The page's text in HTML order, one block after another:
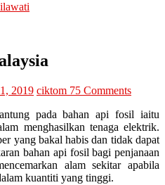
2019 ciktom 75 Comments
pada bahan api fosil iaitu
menghasilkan tenaga elektrik.
yang bakal habis dan tidak dapat
bahan api fosil bagi penjanaan
alam sekitar apabila
kuantiti yang tinggi.